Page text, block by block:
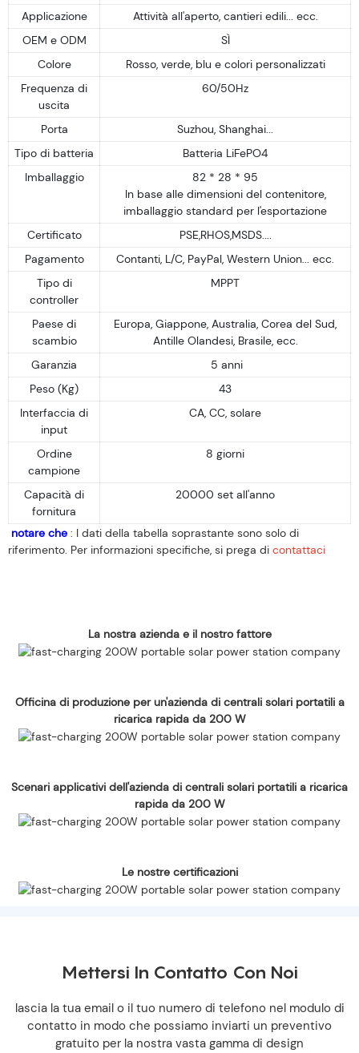
Applicazione
Attività all'aperto, cantieri edili... ecc.
OEM e ODM
SÌ
Colore
Rosso, verde, blu e colori personalizzati
Frequenza di
uscita
60/50Hz
Porta
Suzhou, Shanghai...
Tipo di batteria
Batteria LiFePO4
Imballaggio
82 * 28 * 95
In base alle dimensioni del contenitore,
imballaggio standard per l'esportazione
Certificato
PSE,RHOS,MSDS....
Pagamento
Contanti, L/C, PayPal, Western Union... ecc.
Tipo di
controller
MPPT
Paese di
scambio
Europa, Giappone, Australia, Corea del Sud,
Antille Olandesi, Brasile, ecc.
Garanzia
5 anni
Peso (Kg)
43
Interfaccia di
input
CA, CC, solare
Ordine
campione
8 giorni
Capacità di
fornitura
20000 set all'anno
notare che : I dati della tabella soprastante sono solo di
riferimento. Per informazioni specifiche, si prega di contattaci
La nostra azienda e il nostro fattore
Officina di produzione per un'azienda di centrali solari portatili a
ricarica rapida da 200 W
Scenari applicativi dell'azienda di centrali solari portatili a ricarica
rapida da 200 W
Le nostre certificazioni
Mettersi In Contatto Con Noi
lascia la tua email o il tuo numero di telefono nel modulo di
contatto in modo che possiamo inviarti un preventivo
gratuito per la nostra vasta gamma di design